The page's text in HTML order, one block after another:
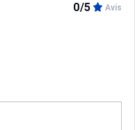
0/5 Avis